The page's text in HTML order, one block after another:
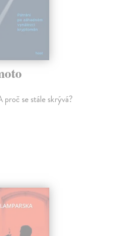
proč se stále skrývá?